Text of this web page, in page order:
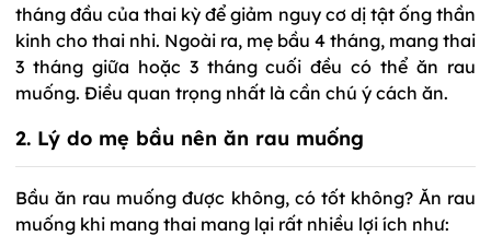
tháng đầu của thai kỳ để giảm nguy cơ dị tật ống thần
kinh cho thai nhi. Ngoài ra, mẹ bầu 4 tháng, mang thai
3 tháng giữa hoặc 3 tháng cuối đều có thể ăn rau
muống. Điều quan trọng nhất là cần chú ý cách ăn.
2. Lý do mẹ bầu nên ăn rau muống
Bầu ăn rau muống được không, có tốt không? Ăn rau
muống khi mang thai mang lại rất nhiều lợi ích như: